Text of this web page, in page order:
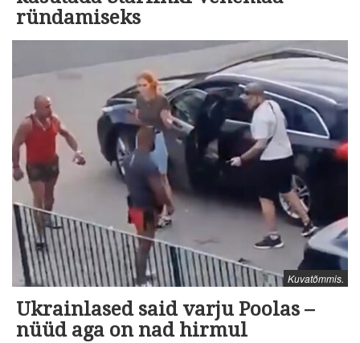
ründamiseks
Kuvatõmmis.
Ukrainlased said varju Poolas –
nüüd aga on nad hirmul